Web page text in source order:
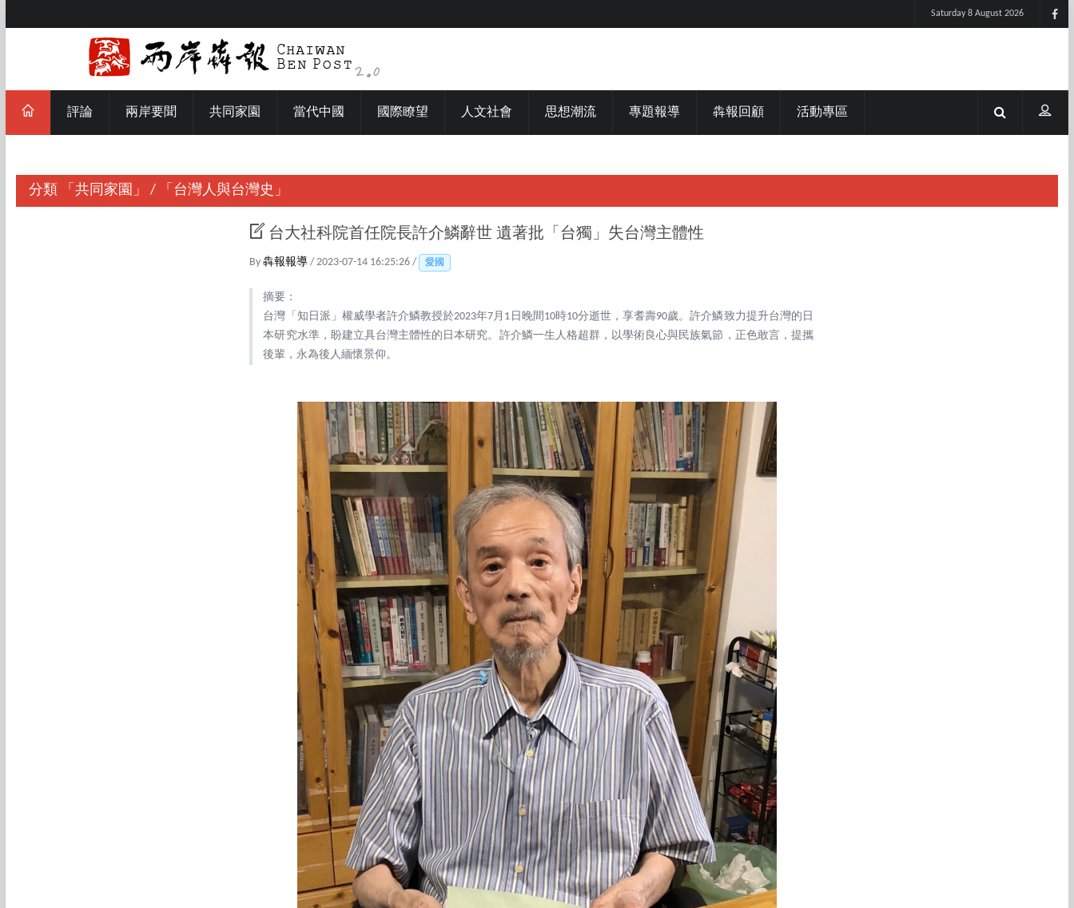
Saturday 8 August 2026
評論 兩岸要聞 共同家園 當代中國 國際瞭望 人文社會 思想潮流 專題報導 犇報回顧 活動專區
分類 「共同家園」 / 「台灣人與台灣史」
台大社科院首任院長許介鱗辭世 遺著批「台獨」失台灣主體性
By 犇報報導 / 2023-07-14 16:25:26 / 愛國
摘要：
台灣「知日派」權威學者許介鱗教授於2023年7月1日晚間10時10分逝世，享耆壽90歲。許介鱗致力提升台灣的日
本研究水準，盼建立具台灣主體性的日本研究。許介鱗一生人格超群，以學術良心與民族氣節，正色敢言，提攜
後輩，永為後人緬懷景仰。